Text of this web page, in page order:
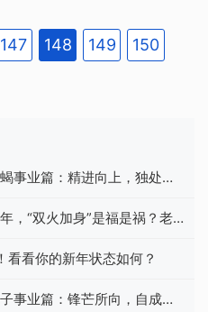
你面
自身就很自信，所以吸引来的一
自信心爆棚的男孩子，不然也驾
好相配。8、天蝎女：可爱的男
阳刃”。如甲日干生于卯月，庚日干
月之类。由此可见阳刃其实就是
如甲日主生人见卯，卯中独藏乙
木是甲木的劫财，是甲木的正财
七煞；卯又与酉（甲木正官辛金
地方）冲；乙木又是甲木的七煞
言，因此是阳刃。阳刃只有甲、
、己、辛、癸五个阴干没有刃，
147 148 149 150
事业篇：精进向上，独处自
，“双火加身”是福是祸？老
看你的新年状态如何？
事业篇：锋芒所向，自成山